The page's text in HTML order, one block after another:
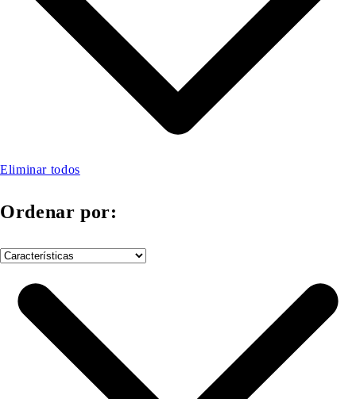
Eliminar todos
Ordenar por: